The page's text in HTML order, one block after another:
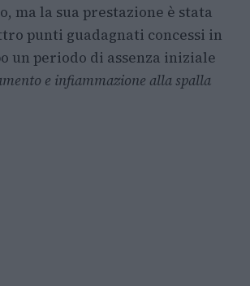
ma la sua prestazione è stata
punti guadagnati concessi in
un periodo di assenza iniziale
e infiammazione alla spalla